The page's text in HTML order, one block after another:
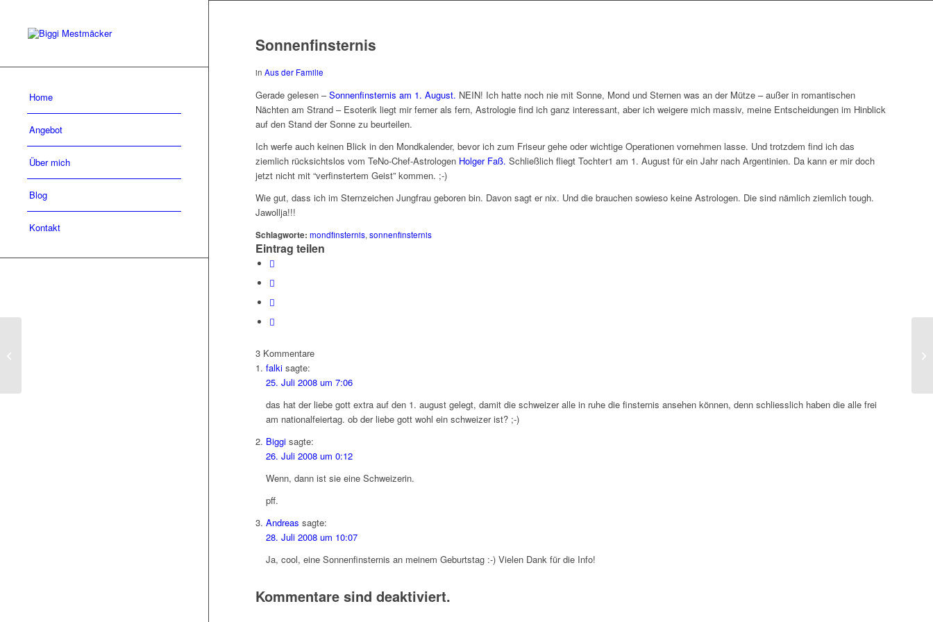
Home
Angebot
Über mich
Blog
Kontakt
Sonnenfinsternis
in Aus der Familie
Gerade gelesen –Sonnenfinsternis am 1. August. NEIN! Ich hatte noch nie mit Sonne, Mond und Sternen was an der Mütze – außer in romantischen
Nächten am Strand – Esoterik liegt mir ferner als fern, Astrologie find ich ganz interessant, aber ich weigere mich massiv, meine Entscheidungen im Hinblick
auf den Stand der Sonne zu beurteilen.
Ich werfe auch keinen Blick in den Mondkalender, bevor ich zum Friseur gehe oder wichtige Operationen vornehmen lasse. Und trotzdem find ich das
ziemlich rücksichtslos vom TeNo-Chef-Astrologen Holger Faß. Schließlich fliegt Tochter1 am 1. August für ein Jahr nach Argentinien. Da kann er mir doch
jetzt nicht mit “verfinstertem Geist” kommen. ;-)
Wie gut, dass ich im Sternzeichen Jungfrau geboren bin. Davon sagt er nix. Und die brauchen sowieso keine Astrologen. Die sind nämlich ziemlich tough.
Jawollja!!!
Schlagworte: mondfinsternis, sonnenfinsternis
Eintrag teilen
3 Kommentare
falki sagte:
25. Juli 2008 um 7:06
das hat der liebe gott extra auf den 1. august gelegt, damit die schweizer alle in ruhe die finsternis ansehen können, denn schliesslich haben die alle frei
am nationalfeiertag. ob der liebe gott wohl ein schweizer ist? ;-)
Biggi sagte:
26. Juli 2008 um 0:12
Wenn, dann ist sie eine Schweizerin.
pff.
Andreas sagte:
28. Juli 2008 um 10:07
Ja, cool, eine Sonnenfinsternis an meinem Geburtstag :-) Vielen Dank für die Info!
Kommentare sind deaktiviert.